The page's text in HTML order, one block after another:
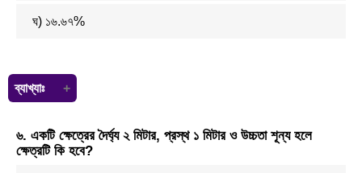
ঘ) ১৬.৬৭%
ব্যাখ্যাঃ
এখানে, ক্রয়মূল্য = ১২০ টাকা
এবং বিক্রয় মূল্য = ১০০ টাকা
∴ ক্ষতি = ১২০ - ১০০ = ২০ টাকা
৬. একটি ক্ষেত্রের দৈর্ঘ্য ২ মিটার, প্রস্থ ১ মিটার ও উচ্চতা শূন্য হলে
ক্ষেত্রটি কি হবে?